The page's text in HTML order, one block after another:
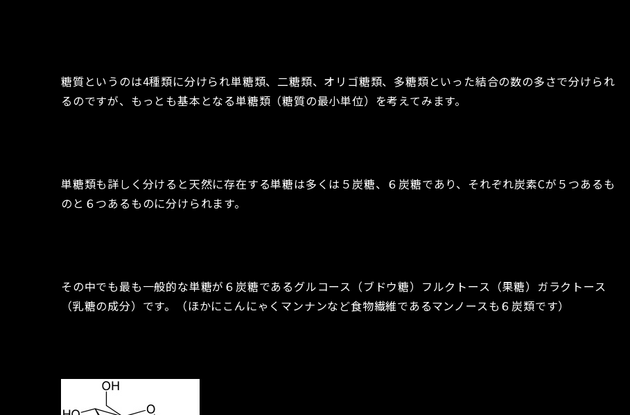
糖質というのは4種類に分けられ単糖類、二糖類、オリゴ糖類、多糖類といった結合の数の多さで分けられ
るのですが、もっとも基本となる単糖類（糖質の最小単位）を考えてみます。
単糖類も詳しく分けると天然に存在する単糖は多くは５炭糖、６炭糖であり、それぞれ炭素Cが５つあるも
のと６つあるものに分けられます。
その中でも最も一般的な単糖が６炭糖であるグルコース（ブドウ糖）フルクトース（果糖）ガラクトース
（乳糖の成分）です。（ほかにこんにゃくマンナンなど食物繊維であるマンノースも６炭類です）